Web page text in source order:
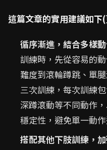
這篇文章的實用建議如
循序漸進，結合多樣動
訓練時，先從容易的
難度到滾輪蹲跳、單
三次訓練，每次訓練
深蹲滾動等不同動作
穩定性，避免單一動
搭配其他下肢訓練，加